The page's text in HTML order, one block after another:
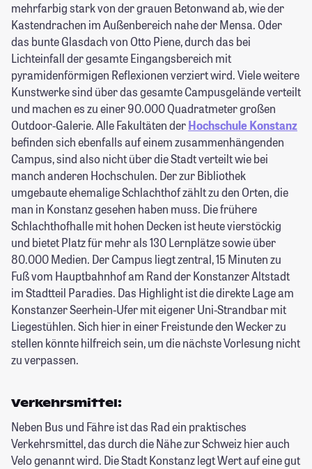
mehrfarbig stark von der grauen Betonwand ab, wie der
Kastendrachen im Außenbereich nahe der Mensa. Oder
das bunte Glasdach von Otto Piene, durch das bei
Lichteinfall der gesamte Eingangsbereich mit
pyramidenförmigen Reflexionen verziert wird. Viele weitere
Kunstwerke sind über das gesamte Campusgelände verteilt
und machen es zu einer 90.000 Quadratmeter großen
Outdoor-Galerie. Alle Fakultäten derHochschule Konstanz
befinden sich ebenfalls auf einem zusammenhängenden
Campus, sind also nicht über die Stadt verteilt wie bei
manch anderen Hochschulen. Der zur Bibliothek
umgebaute ehemalige Schlachthof zählt zu den Orten, die
man in Konstanz gesehen haben muss. Die frühere
Schlachthofhalle mit hohen Decken ist heute vierstöckig
und bietet Platz für mehr als 130 Lernplätze sowie über
80.000 Medien. Der Campus liegt zentral, 15 Minuten zu
Fuß vom Hauptbahnhof am Rand der Konstanzer Altstadt
im Stadtteil Paradies. Das Highlight ist die direkte Lage am
Konstanzer Seerhein-Ufer mit eigener Uni-Strandbar mit
Liegestühlen. Sich hier in einer Freistunde den Wecker zu
stellen könnte hilfreich sein, um die nächste Vorlesung nicht
zu verpassen.
Verkehrsmittel:
Neben Bus und Fähre ist das Rad ein praktisches
Verkehrsmittel, das durch die Nähe zur Schweiz hier auch
Velo genannt wird. Die Stadt Konstanz legt Wert auf eine gut